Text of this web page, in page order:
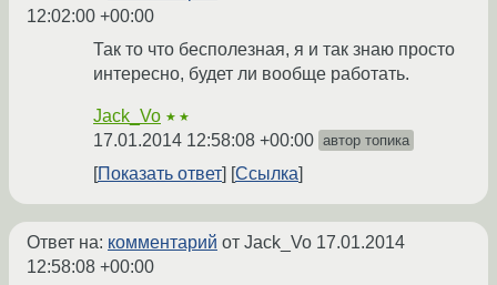
12:02:00 +00:00
Так то что бесполезная, я и так знаю просто
интересно, будет ли вообще работать.
Jack_Vo ★★
17.01.2014 12:58:08 +00:00 автор топика
Показать ответ Ссылка
Ответ на: комментарий от Jack_Vo 17.01.2014
12:58:08 +00:00